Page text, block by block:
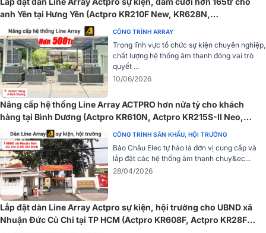
Dòng sản phẩm mới của JBL chính là một trong các lựa chọn lí
tưởng cho các công ty tổ chức sự kiện, cho thuê dàn âm thanh sân
khấu hội trường và thậm chí dành cho các nhạc sĩ đang tìm cho
mình một hệ thống cân bằng hoàn hảo giữa hiệu suất trình diễn và
tính linh hoạt.
Đánh giá chi tiết Loa Array JBL SRX906LA
anh Yên tại Hưng Yên (Actpro KR210F New, KR628N,
UTA1802DSP, UTA1804DSP,…)CÔNG TRÌNH ARRAY
Trong lĩnh vực tổ chức sự kiện chuyên nghiệp,
chất lượng hệ thống âm thanh đóng vai trò
quyết ...
10/06/2026
Nâng cấp hệ thống Line Array ACTPRO hơn nửa tỷ cho khách
hàng tại Bình Dương (Actpro KR610N, Actpro KR215S-II Neo,
Audiocenter Avanda 218A,...)CÔNG TRÌNH SÂN KHẤU, HỘI TRƯỜNG
Bảo Châu Elec tự hào là đơn vị cung cấp và
lắp đặt các hệ thống âm thanh chuy&ec...
28/04/2026
Lắp đặt dàn Line Array Actpro sự kiện, hội trường cho UBND xã
Nhuận Đức Củ Chi tại TP HCM (Actpro KR608F, Actpro KR28F